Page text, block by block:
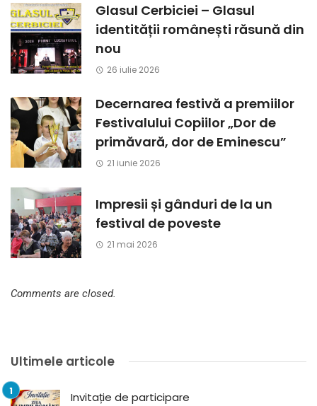
Glasul Cerbiciei – Glasul
identității românești răsună din
nou
26 iulie 2026
Decernarea festivă a premiilor
Festivalului Copiilor „Dor de
primăvară, dor de Eminescu”
21 iunie 2026
Impresii și gânduri de la un
festival de poveste
21 mai 2026
Comments are closed.
Ultimele articole
Invitație de participare